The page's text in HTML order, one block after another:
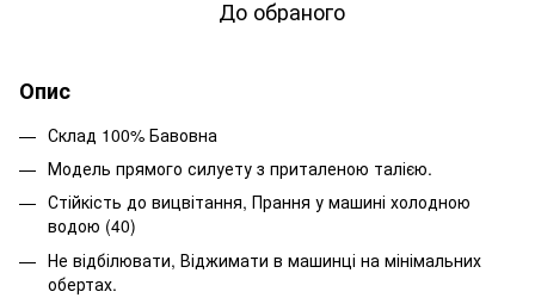
До обраного
Опис
Склад 100% Бавовна
Модель прямого силуету з приталеною талією.
Стійкість до вицвітання, Прання у машині холодною
водою (40)
Не відбілювати, Віджимати в машинці на мінімальних
обертах.